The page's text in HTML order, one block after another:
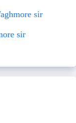
sir
sir